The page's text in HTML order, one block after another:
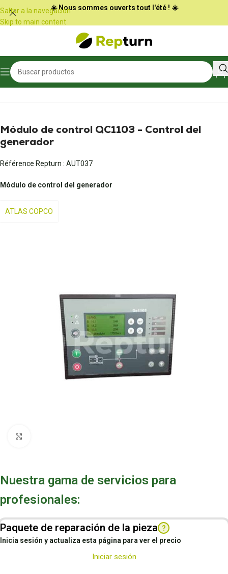
Panel de gestión de cookies
Saltar a la navegación
Skip to main content
☀️ Nous sommes ouverts tout l'été ! ☀️
Inicio/Equipamiento profesional
Módulo de control QC1103 - Control del
generador
Référence Repturn : AUT037
Módulo de control del generador
ATLAS COPCO
Nuestra gama de servicios para
profesionales:
Paquete de reparación de la pieza ?
Inicia sesión y actualiza esta página para ver el precio
Iniciar sesión